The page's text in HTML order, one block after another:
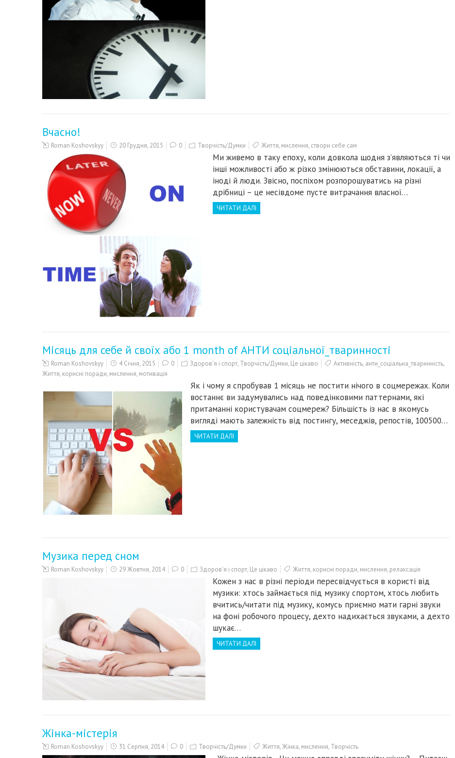
Вчасно!
Roman Koshovskyy 20 Грудня, 2015 0 Творчість/Думки Життя, мислення, створи себе сам
Ми живемо в таку епоху, коли довкола щодня з’являються ті чи
інші можливості або ж різко змінюються обставини, локації, а
іноді й люди. Звісно, поспіхом розпорошуватись на різні
дрібниці – це несівдоме пусте витрачання власної…
ЧИТАТИ ДАЛІ
Місяць для себе й своїх або 1 month of АНТИ соціальної_тваринності
Roman Koshovskyy 4 Січня, 2015 0 Здоров'я і спорт, Творчість/Думки, Це цікаво Активність, анти_соціальна_тваринність,
Життя, корисні поради, мислення, мотивація
Як і чому я спробував 1 місяць не постити нічого в соцмережах. Коли
востаннє ви задумувались над поведінковими паттернами, які
притаманні користувачам соцмереж? Більшість із нас в якомусь
вигляді мають залежність від постингу, меседжів, репостів, 100500…
ЧИТАТИ ДАЛІ
Музика перед сном
Roman Koshovskyy 29 Жовтня, 2014 0 Здоров'я і спорт, Це цікаво Життя, корисні поради, мислення, релаксація
Кожен з нас в різні періоди пересвідчується в користі від
музики: хтось займається під музику спортом, хтось любить
вчитись/читати під музику, комусь приємно мати гарні звуки
на фоні робочого процесу, дехто надихається звуками, а дехто
шукає…
ЧИТАТИ ДАЛІ
Жінка-містерія
Roman Koshovskyy 31 Серпня, 2014 0 Творчість/Думки Життя,Жінка, мислення, Творчість